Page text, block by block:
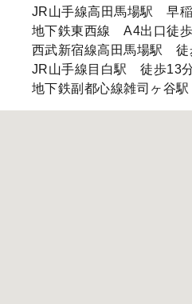
JR山手線高田馬場駅 早
地下鉄東西線 A4出口徒
西武新宿線高田馬場駅 徒
JR山手線目白駅 徒歩13
地下鉄副都心線雑司ヶ谷